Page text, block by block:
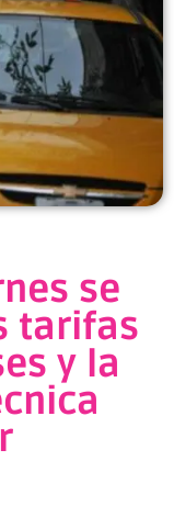
se
tarifas
y la